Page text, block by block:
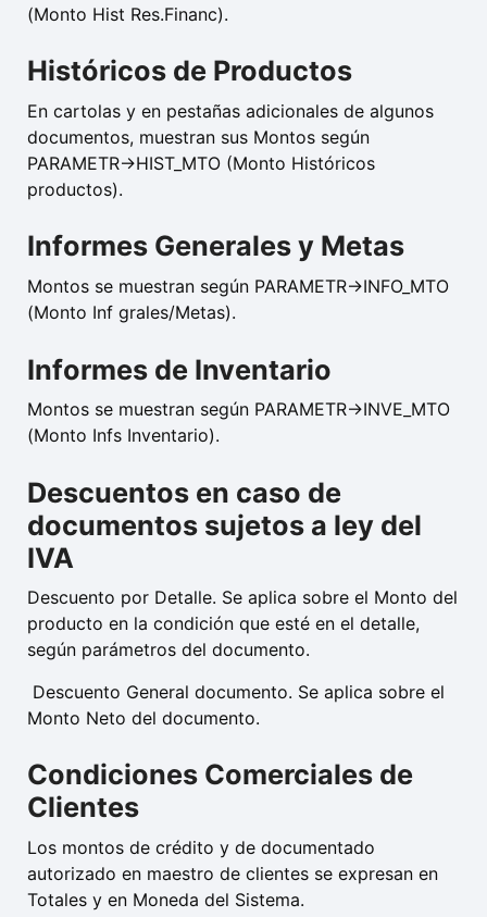
(Monto Hist Res.Financ).
Históricos de Productos
En cartolas y en pestañas adicionales de algunos
documentos, muestran sus Montos según
PARAMETR->HIST_MTO (Monto Históricos
productos).
Informes Generales y Metas
Montos se muestran según PARAMETR->INFO_MTO
(Monto Inf grales/Metas).
Informes de Inventario
Montos se muestran según PARAMETR->INVE_MTO
(Monto Infs Inventario).
Descuentos en caso de
documentos sujetos a ley del
IVA
Descuento por Detalle. Se aplica sobre el Monto del
producto en la condición que esté en el detalle,
según parámetros del documento.
Descuento General documento. Se aplica sobre el
Monto Neto del documento.
Condiciones Comerciales de
Clientes
Los montos de crédito y de documentado
autorizado en maestro de clientes se expresan en
Totales y en Moneda del Sistema.